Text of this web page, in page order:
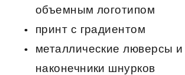
объемным логотипом
принт с градиентом
металлические люверсы и
наконечники шнурков